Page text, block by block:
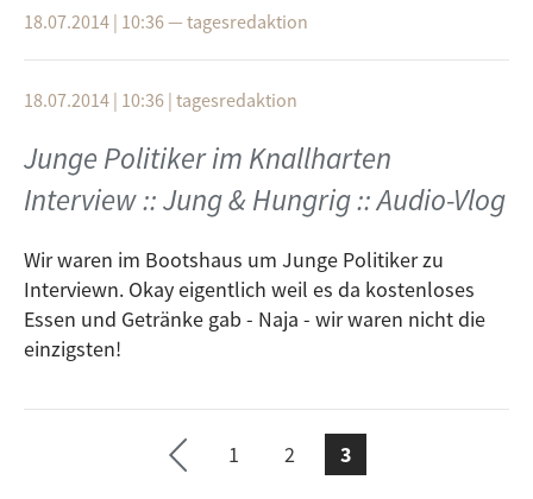
18.07.2014 | 10:36— tagesredaktion
18.07.2014 | 10:36 | tagesredaktion
Junge Politiker im Knallharten
Interview :: Jung & Hungrig :: Audio-Vlog
Wir waren im Bootshaus um Junge Politiker zu
Interviewn. Okay eigentlich weil es da kostenloses
Essen und Getränke gab - Naja - wir waren nicht die
einzigsten!
1 2 3